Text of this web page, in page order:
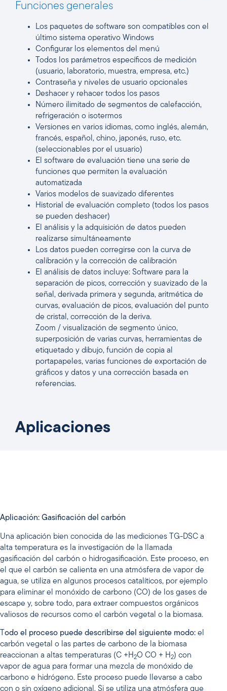
Funciones generales
Los paquetes de software son compatibles con el
último sistema operativo Windows
Configurar los elementos del menú
Todos los parámetros específicos de medición
(usuario, laboratorio, muestra, empresa, etc.)
Contraseña y niveles de usuario opcionales
Deshacer y rehacer todos los pasos
Número ilimitado de segmentos de calefacción,
refrigeración o isotermos
Versiones en varios idiomas, como inglés, alemán,
francés, español, chino, japonés, ruso, etc.
(seleccionables por el usuario)
El software de evaluación tiene una serie de
funciones que permiten la evaluación
automatizada
Varios modelos de suavizado diferentes
Historial de evaluación completo (todos los pasos
se pueden deshacer)
El análisis y la adquisición de datos pueden
realizarse simultáneamente
Los datos pueden corregirse con la curva de
calibración y la corrección de calibración
El análisis de datos incluye: Software para la
separación de picos, corrección y suavizado de la
señal, derivada primera y segunda, aritmética de
curvas, evaluación de picos, evaluación del punto
de cristal, corrección de la deriva.
Zoom / visualización de segmento único,
superposición de varias curvas, herramientas de
etiquetado y dibujo, función de copia al
portapapeles, varias funciones de exportación de
gráficos y datos y una corrección basada en
referencias.
Aplicaciones
Aplicación: Gasificación del carbón
Una aplicación bien conocida de las mediciones TG-DSC a
alta temperatura es la investigación de la llamada
gasificación del carbón o hidrogasificación. Este proceso, en
el que el carbón se calienta en una atmósfera de vapor de
agua, se utiliza en algunos procesos catalíticos, por ejemplo
para eliminar el monóxido de carbono (CO) de los gases de
escape y, sobre todo, para extraer compuestos orgánicos
valiosos de recursos como el carbón vegetal o la biomasa.
odo el proceso puede describirse del siguiente modo: el
carbón vegetal o las partes de carbono de la biomasa
reaccionan a altas temperaturas (C +H2O CO + H2) con
vapor de agua para formar una mezcla de monóxido de
carbono e hidrógeno. Este proceso puede llevarse a cabo
con o sin oxígeno adicional. Si se utiliza una atmósfera que